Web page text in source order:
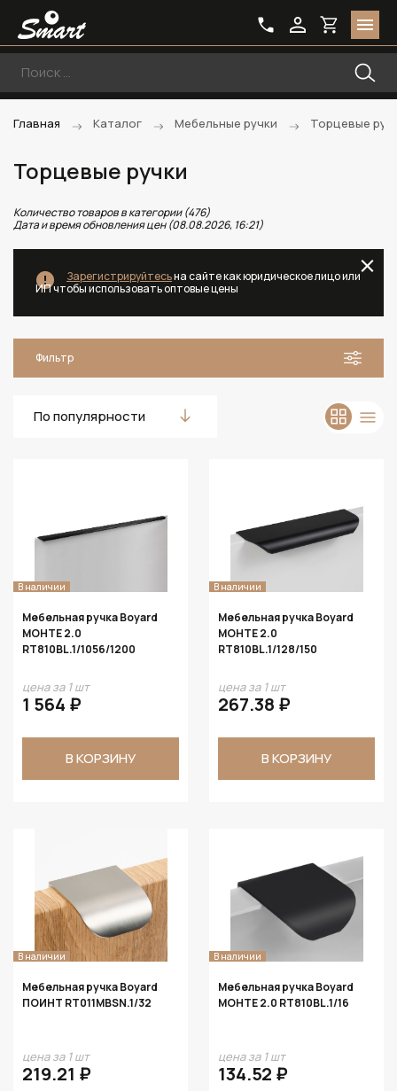
Главная Каталог Мебельные ручки Торцевые
Торцевые ручки
Количество товаров в категории (476)
Дата и время обновления цен (08.08.2026, 16:21)
Зарегистрируйтесьна сайте как юридическое лицо или
ИП чтобы использовать оптовые цены
Фильтр
По популярности
В наличии
Мебельная ручка Boyard
МОНТЕ 2.0
RT810BL.1/1056/1200
цена за 1 шт
1 564 ₽
В КОРЗИНУ
В наличии
Мебельная ручка Boyard
МОНТЕ 2.0
RT810BL.1/128/150
цена за 1 шт
267.38 ₽
В КОРЗИНУ
В наличии
Мебельная ручка Boyard
ПОИНТ RT011MBSN.1/32
цена за 1 шт
219.21 ₽
В наличии
Мебельная ручка Boyard
МОНТЕ 2.0 RT810BL.1/16
цена за 1 шт
134.52 ₽